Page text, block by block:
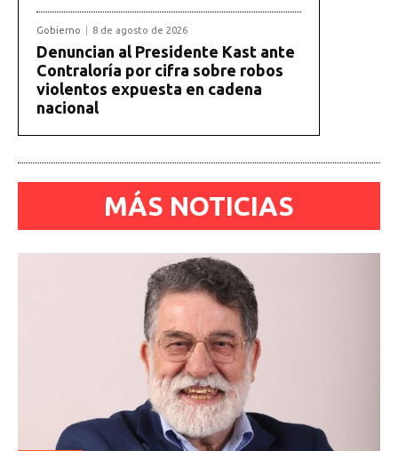
Gobierno 8 de agosto de 2026
Denuncian al Presidente Kast ante
Contraloría por cifra sobre robos
violentos expuesta en cadena
nacional
MÁS NOTICIAS